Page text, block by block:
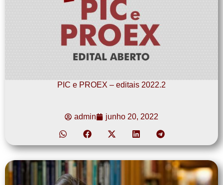
PIC e PROEX – editais 2022.2
admin junho 20, 2022